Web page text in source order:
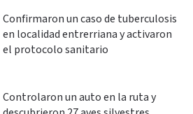
Confirmaron un caso de tuberculosis
en localidad entrerriana y activaron
el protocolo sanitario
Controlaron un auto en la ruta y